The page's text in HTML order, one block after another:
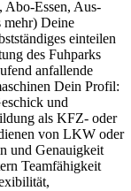
Abo-Essen, Aus-
mehr) Deine
einteilen
des Fuhparks
anfallende
Dein Profil:
und
als KFZ- oder
von LKW oder
und Genauigkeit
Teamfähigkeit